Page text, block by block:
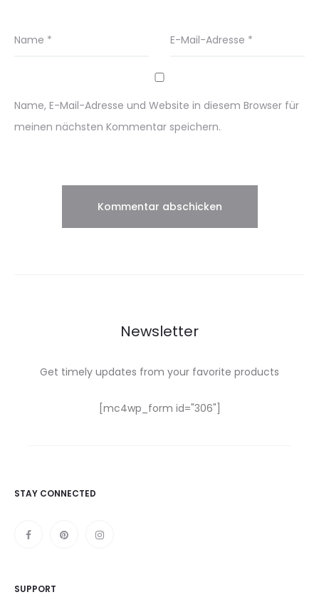
Name * E-Mail-Adresse *
Name, E-Mail-Adresse und Website in diesem Browser für
meinen nächsten Kommentar speichern.
Newsletter
Get timely updates from your favorite products
[mc4wp_form id="306"]
STAY CONNECTED
SUPPORT